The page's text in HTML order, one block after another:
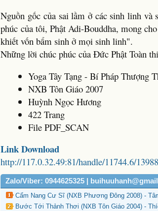
Nguồn gốc của sai lầm ở các sinh linh
phúc của tôi, Phật Adi-Bouddha, mong
khiết vốn bẩm sinh ở mọi sinh linh".
Những lời chúc phúc của Đức Phật Toàn
Yoga Tây Tạng - Bí Pháp Thượng
NXB Tôn Giáo 2007
Huỳnh Ngọc Hương
422 Trang
File PDF_SCAN
Link Download
http://117.0.32.49:81/handle/11744.6/
Zalo/Viber: 0944625325 |
Cẩm Nang Cư Sĩ (NXB Phương Đông 2008) -
Bước Tới Thảnh Thơi (NXB Tôn Giáo 2004) -